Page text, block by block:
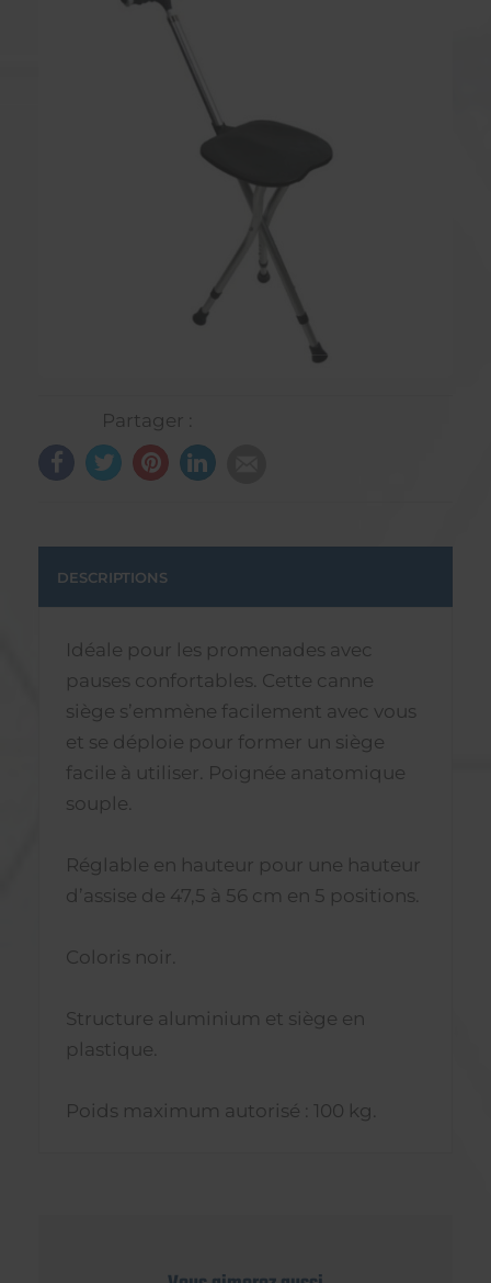
Partager :
DESCRIPTIONS
Idéale pour les promenades avec
pauses confortables. Cette canne
siège s’emmène facilement avec vous
et se déploie pour former un siège
facile à utiliser. Poignée anatomique
souple.
Réglable en hauteur pour une hauteur
d’assise de 47,5 à 56 cm en 5 positions.
Coloris noir.
Structure aluminium et siège en
plastique.
Poids maximum autorisé : 100 kg.